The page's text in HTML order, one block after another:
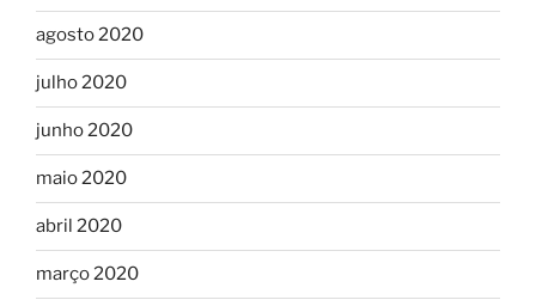
agosto 2020
julho 2020
junho 2020
maio 2020
abril 2020
março 2020